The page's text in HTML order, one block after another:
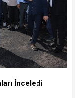
İnceledi